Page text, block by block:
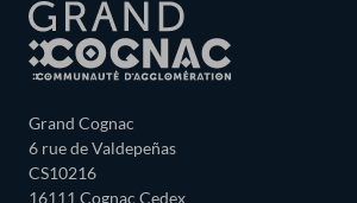
Grand Cognac
6 rue de Valdepeñas
CS10216
16111 Cognac Cedex